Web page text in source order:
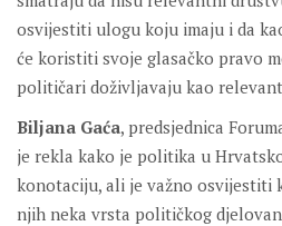
osvijestiti ulogu koju imaju i da
će koristiti svoje glasačko pravo
političari doživljavaju kao
Biljana Gaća, predsjednica
je rekla kako je politika u
konotaciju, ali je važno osvijestiti
njih neka vrsta političkog